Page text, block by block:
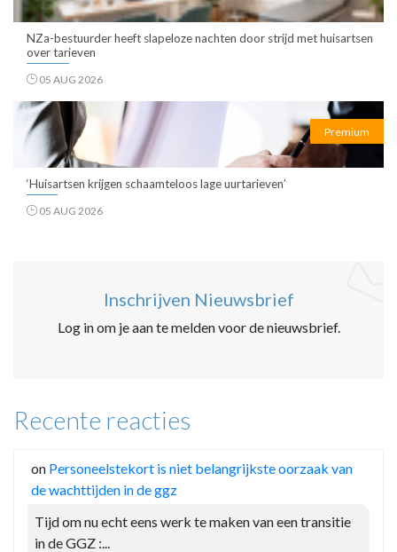
NZa-bestuurder heeft slapeloze nachten door strijd met huisartsen
over tarieven
05 AUG 2026
Premium
‘Huisartsen krijgen schaamteloos lage uurtarieven’
05 AUG 2026
Inschrijven Nieuwsbrief
Log in om je aan te melden voor de nieuwsbrief.
Recente reacties
on Personeelstekort is niet belangrijkste oorzaak van
de wachttijden in de ggz
Tijd om nu echt eens werk te maken van een transitie
in de GGZ :...